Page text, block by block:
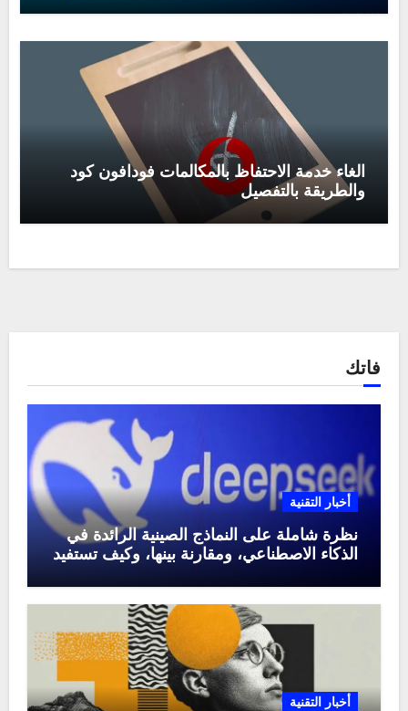
الغاء خدمة الاحتفاظ بالمكالمات فودافون كود
والطريقة بالتفصيل
فاتك
أخبار التقنية
نظرة شاملة على النماذج الصينية الرائدة في
الذكاء الاصطناعي، ومقارنة بينها، وكيف تستفيد
أخبار التقنية